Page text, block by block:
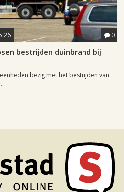
0
bestrijden duinbrand bij
bezig met het bestrijden van